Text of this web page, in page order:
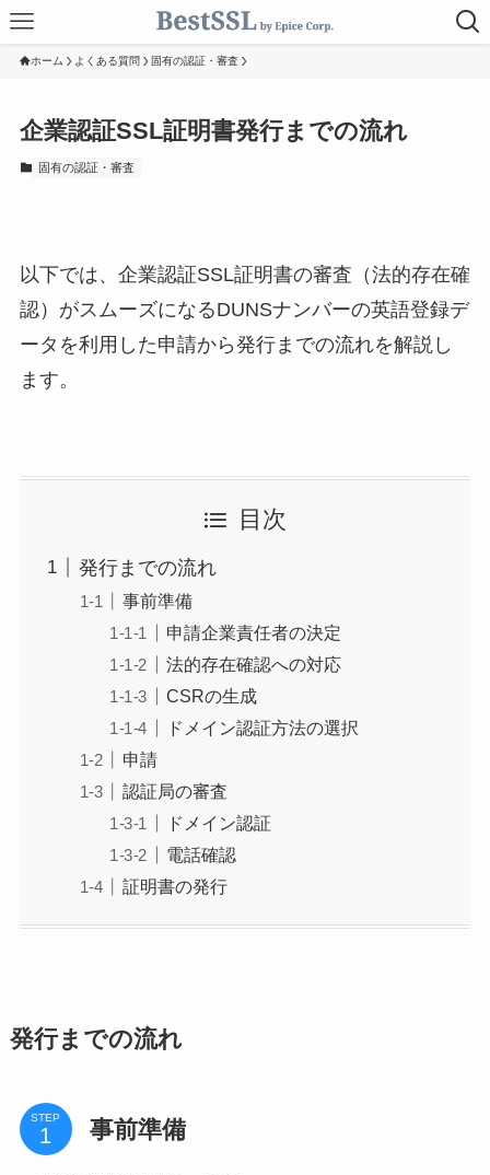
ホーム よくある質問 固有の認証・審査
企業認証SSL証明書発行までの流れ
固有の認証・審査
以下では、企業認証SSL証明書の審査（法的存在確
認）がスムーズになるDUNSナンバーの英語登録デ
ータを利用した申請から発行までの流れを解説し
ます。
目次
発行までの流れ
事前準備
申請企業責任者の決定
法的存在確認への対応
CSRの生成
ドメイン認証方法の選択
申請
認証局の審査
ドメイン認証
電話確認
証明書の発行
発行までの流れ
STEP 事前準備